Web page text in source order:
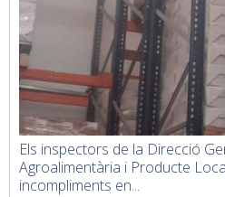
Els inspectors de la Direcció
Agroalimentària i Producte
incompliments en...